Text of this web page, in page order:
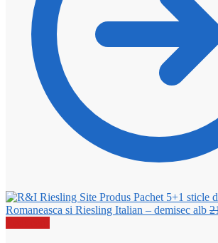
Pachet 5+1 sticle
Romaneasca si Riesling Italian – demisec alb